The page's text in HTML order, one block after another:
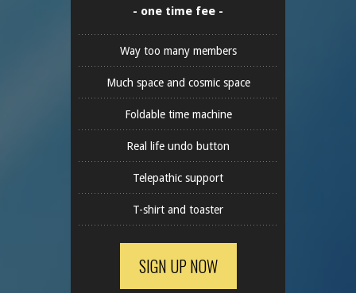
- one time fee -
Way too many members
Much space and cosmic space
Foldable time machine
Real life undo button
Telepathic support
T-shirt and toaster
SIGN UP NOW